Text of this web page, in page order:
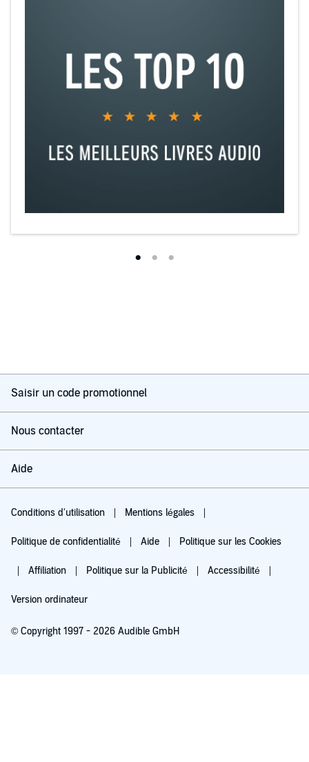
Saisir un code promotionnel
Nous contacter
Aide
Conditions d'utilisation Mentions légales
Politique de confidentialité Aide Politique sur les Cookies
Affiliation Politique sur la Publicité Accessibilité
Version ordinateur
© Copyright 1997 - 2026 Audible GmbH